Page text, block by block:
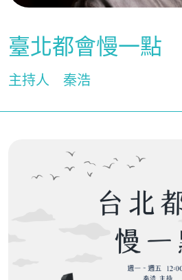
臺北都會慢一點
主持人 秦浩